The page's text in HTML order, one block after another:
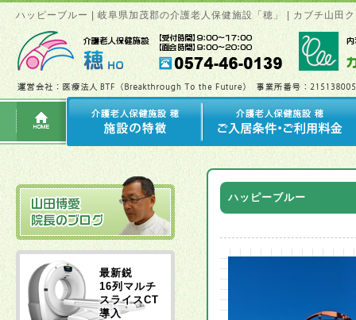
ハッピーブルー | 岐阜県加茂郡の介護老人保健施設「穂」 | カブチ山田
ハッピーブルー
最新鋭
16列マルチ
スライスCT
導入